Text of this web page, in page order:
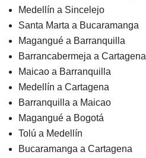
Medellín a Sincelejo
Santa Marta a Bucaramanga
Magangué a Barranquilla
Barrancabermeja a Cartagena
Maicao a Barranquilla
Medellín a Cartagena
Barranquilla a Maicao
Magangué a Bogotá
Tolú a Medellín
Bucaramanga a Cartagena